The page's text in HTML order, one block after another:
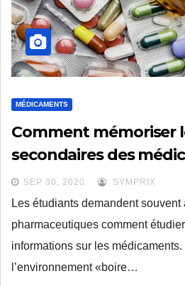
MÉDICAMENTS
Comment mémoriser
secondaires des
SEP 30, 2020 SYMPRIX
Les étudiants demandent souvent
pharmaceutiques comment
informations sur les
l’environnement «boire…